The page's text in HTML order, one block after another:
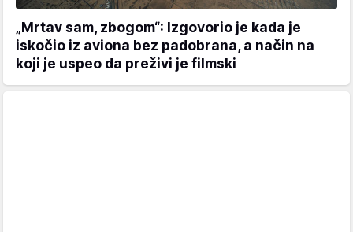
„Mrtav sam, zbogom“: Izgovorio je kada je
iskočio iz aviona bez padobrana, a način na
koji je uspeo da preživi je filmski